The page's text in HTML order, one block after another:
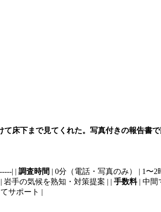
床下まで見てくれた。写真付きの報告書で
| | 調査時間 | 0分（電話・写真のみ） | 1〜
岩手の気候を熟知・対策提案 | | 手数料| 中間
サポート |